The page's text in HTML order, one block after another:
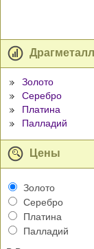
Золото
Серебро
Платина
Палладий
Цены
Золото
Серебро
Платина
Палладий